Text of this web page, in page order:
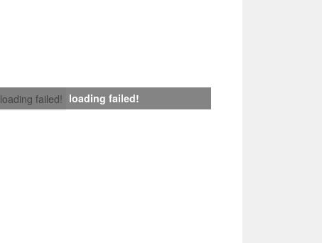
loading failed! loading failed!